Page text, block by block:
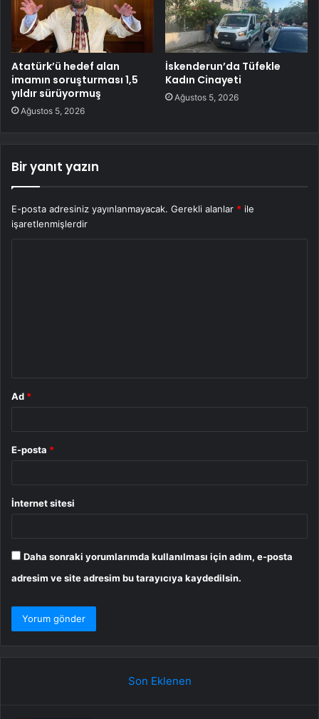
Atatürk’ü hedef alan
imamın soruşturması 1,5
yıldır sürüyormuş
Ağustos 5, 2026
İskenderun’da Tüfekle
Kadın Cinayeti
Ağustos 5, 2026
Bir yanıt yazın
E-posta adresiniz yayınlanmayacak. Gerekli alanlar * ile
işaretlenmişlerdir
Ad *
E-posta *
İnternet sitesi
Daha sonraki yorumlarımda kullanılması için adım, e-posta
adresim ve site adresim bu tarayıcıya kaydedilsin.
Son Eklenen